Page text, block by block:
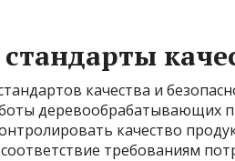
качества и
деревообрабатывающих
качество
требованиям